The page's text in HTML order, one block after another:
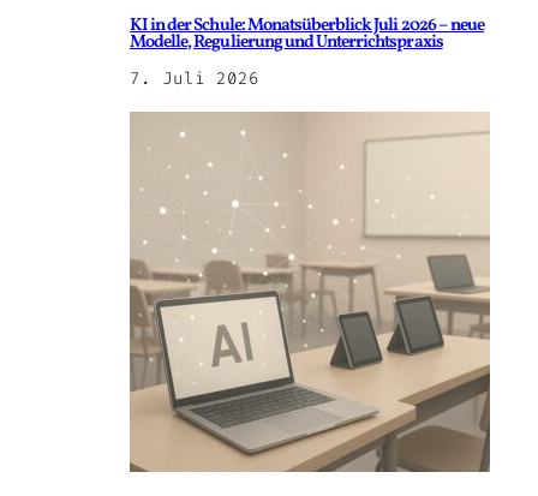
KI in der Schule: Monatsüberblick Juli 2026 – neue
Modelle, Regulierung und Unterrichtspraxis
7. Juli 2026